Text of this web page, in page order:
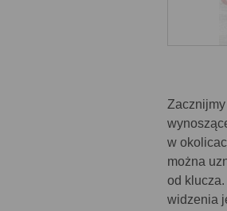
w
można
od
widzenia